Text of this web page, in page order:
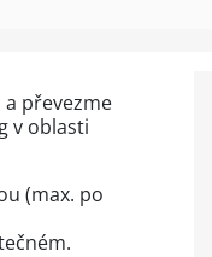
převezme
v oblasti
(max. po